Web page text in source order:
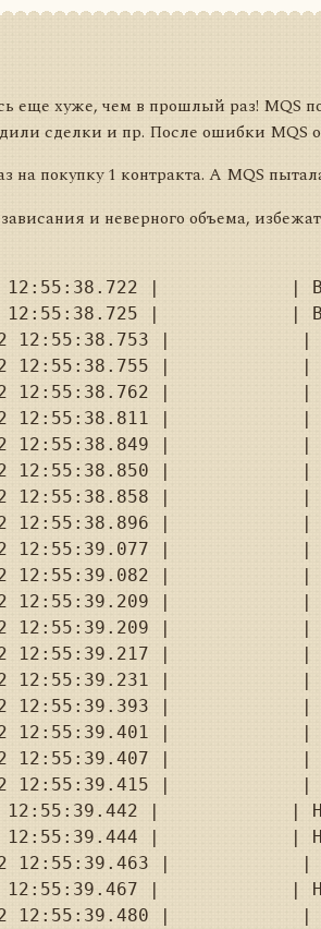
еще хуже, чем в прошлый раз! MQS
сделки и пр. После ошибки MQS
на покупку 1 контракта. А MQS
и неверного объема,
12:55:38.722 |
12:55:38.725 |            |
12:55:38.753 |            |
12:55:38.755 |            |
12:55:38.762 |            |
12:55:38.811 |            |
12:55:38.849 |            |
12:55:38.850 |            |
12:55:38.858 |
12:55:38.896 |            |
12:55:39.077 |            |
12:55:39.082 |            |
12:55:39.209 |            |
12:55:39.209 |            |
12:55:39.217 |            |
12:55:39.231 |            |
12:55:39.393 |            |
12:55:39.401 |            |
12:55:39.407 |            |
12:55:39.415 |
12:55:39.442 |            |
12:55:39.444 |            |
12:55:39.463 |            |
12:55:39.467 |            |
12:55:39.480 |            |